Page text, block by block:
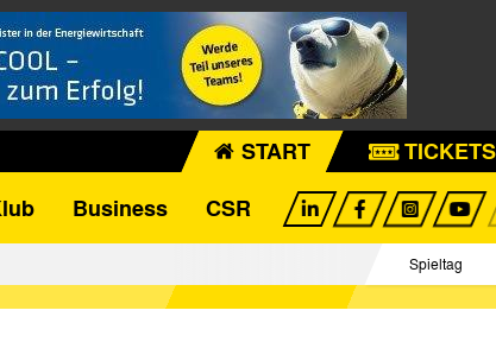
START TICKETS
Business CSR
Spieltag
Begegnungen